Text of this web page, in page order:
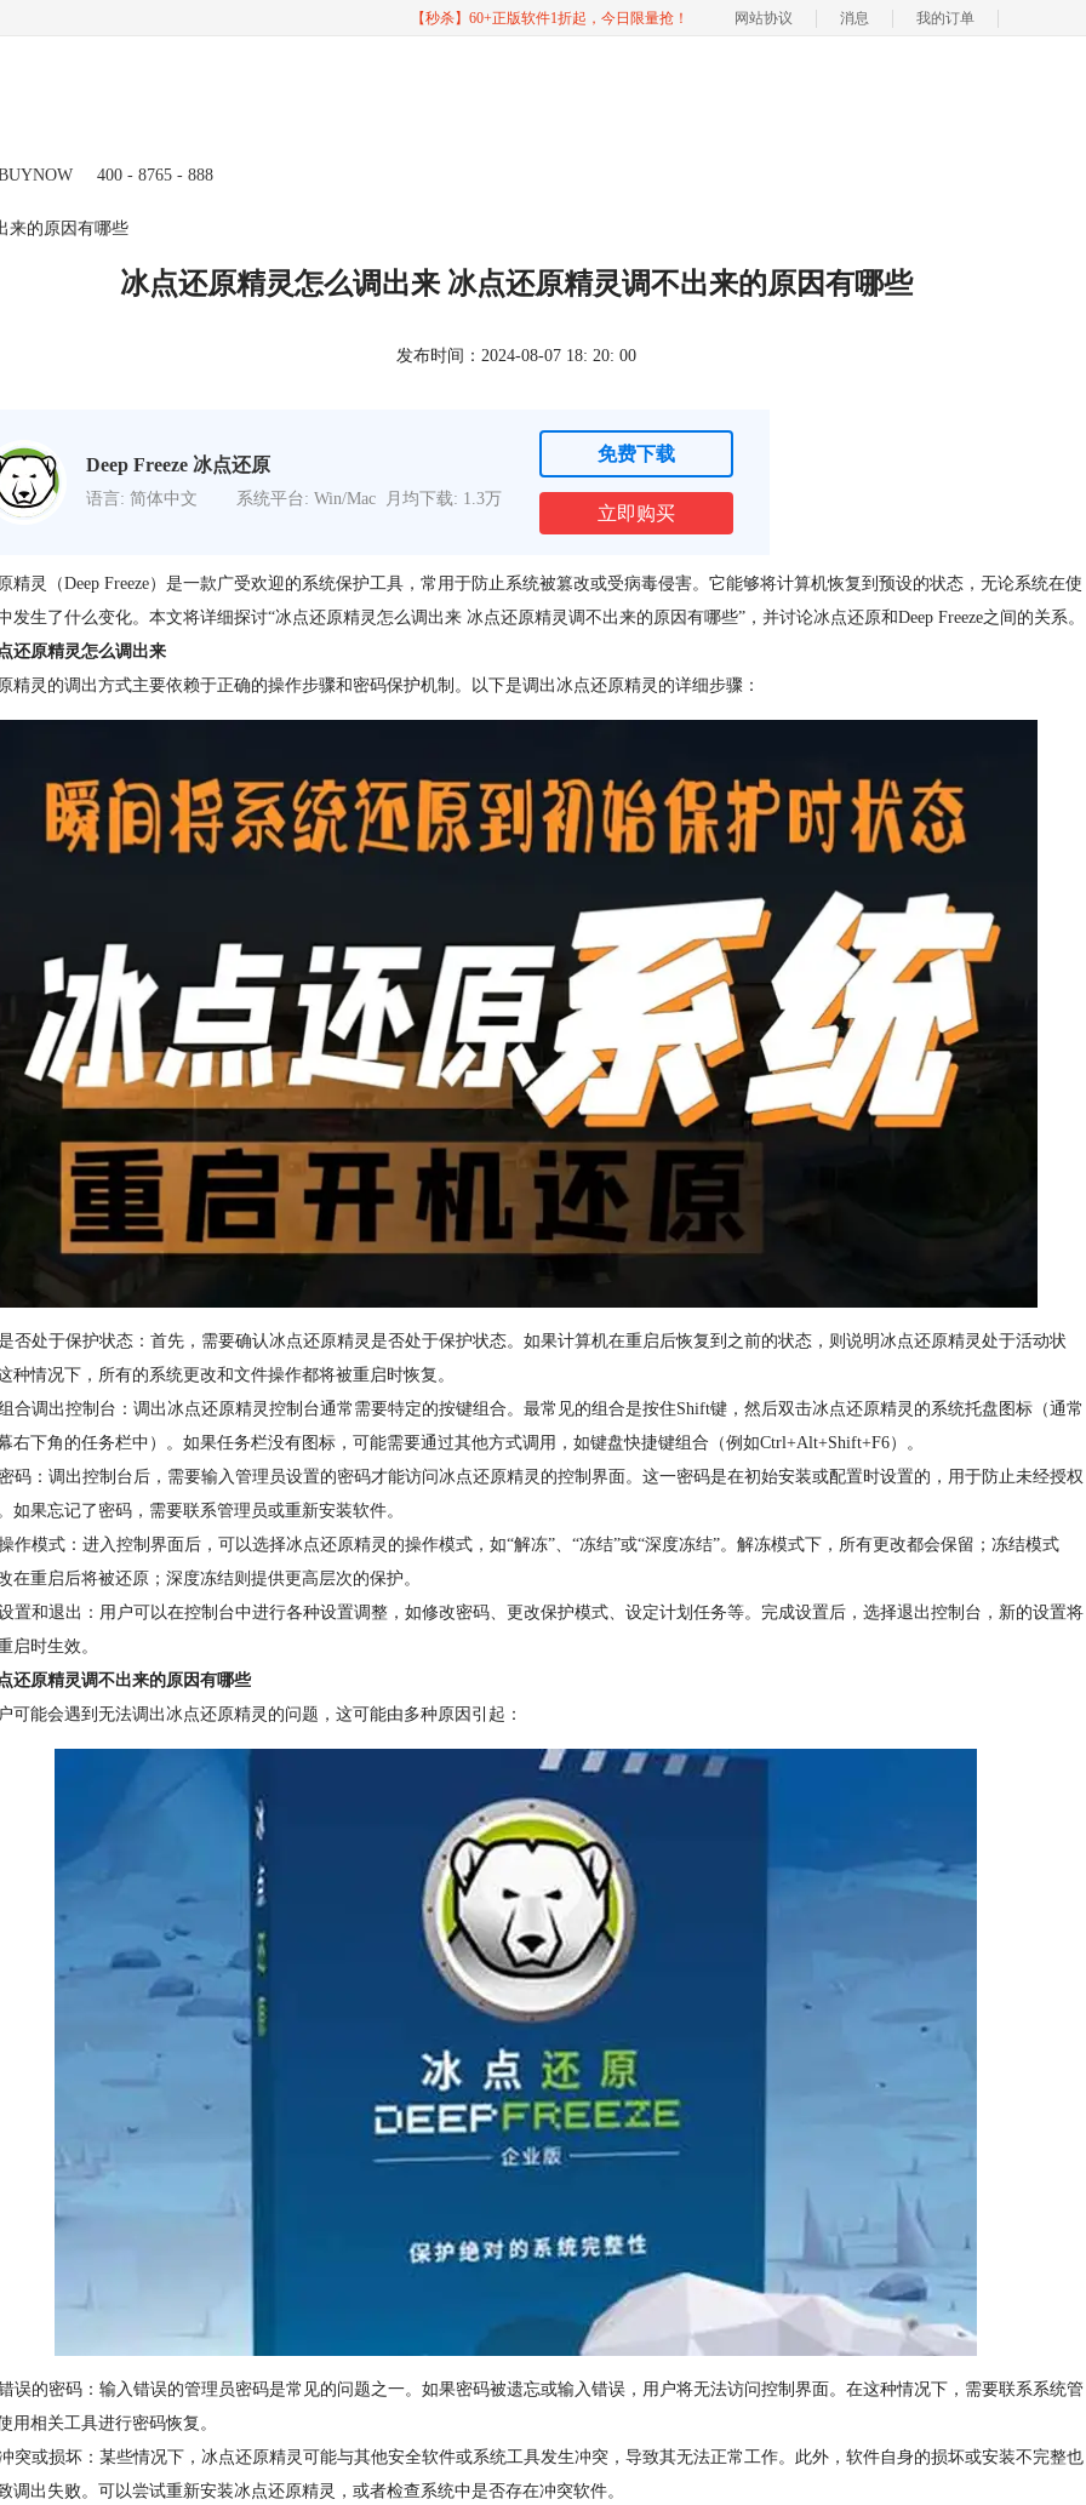
【秒杀】60+正版软件1折起，今日限量抢！ 网站协议 消息 我的订单
400 - 8765 - 888
来的原因有哪些
冰点还原精灵怎么调出来 冰点还原精灵调不出来的原因有哪些
发布时间：2024-08-07 18: 20: 00
Deep Freeze 冰点还原
语言: 简体中文 系统平台: Win/Mac 月均下载: 1.3万
免费下载
立即购买
精灵（Deep Freeze）是一款广受欢迎的系统保护工具，常用于防止系统被篡改或受病毒侵害。它能够将计算机恢复到预设的状态，无论系统在使
发生了什么变化。本文将详细探讨“冰点还原精灵怎么调出来 冰点还原精灵调不出来的原因有哪些”，并讨论冰点还原和Deep Freeze之间的关系。
还原精灵怎么调出来
精灵的调出方式主要依赖于正确的操作步骤和密码保护机制。以下是调出冰点还原精灵的详细步骤：
否处于保护状态：首先，需要确认冰点还原精灵是否处于保护状态。如果计算机在重启后恢复到之前的状态，则说明冰点还原精灵处于活动状
种情况下，所有的系统更改和文件操作都将被重启时恢复。
合调出控制台：调出冰点还原精灵控制台通常需要特定的按键组合。最常见的组合是按住Shift键，然后双击冰点还原精灵的系统托盘图标（通常
右下角的任务栏中）。如果任务栏没有图标，可能需要通过其他方式调用，如键盘快捷键组合（例如Ctrl+Alt+Shift+F6）。
码：调出控制台后，需要输入管理员设置的密码才能访问冰点还原精灵的控制界面。这一密码是在初始安装或配置时设置的，用于防止未经授权
如果忘记了密码，需要联系管理员或重新安装软件。
作模式：进入控制界面后，可以选择冰点还原精灵的操作模式，如“解冻”、“冻结”或“深度冻结”。解冻模式下，所有更改都会保留；冻结模式
在重启后将被还原；深度冻结则提供更高层次的保护。
置和退出：用户可以在控制台中进行各种设置调整，如修改密码、更改保护模式、设定计划任务等。完成设置后，选择退出控制台，新的设置将
启时生效。
还原精灵调不出来的原因有哪些
可能会遇到无法调出冰点还原精灵的问题，这可能由多种原因引起：
误的密码：输入错误的管理员密码是常见的问题之一。如果密码被遗忘或输入错误，用户将无法访问控制界面。在这种情况下，需要联系系统管
用相关工具进行密码恢复。
突或损坏：某些情况下，冰点还原精灵可能与其他安全软件或系统工具发生冲突，导致其无法正常工作。此外，软件自身的损坏或安装不完整也
调出失败。可以尝试重新安装冰点还原精灵，或者检查系统中是否存在冲突软件。